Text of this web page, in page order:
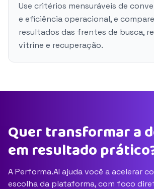
Use critérios mensuráveis de
e eficiência operacional, e
resultados das frentes de busca,
vitrine e recuperação.
Quer transformar a
em resultado
A Performa.AI ajuda você a acelerar
escolha da plataforma, com foco